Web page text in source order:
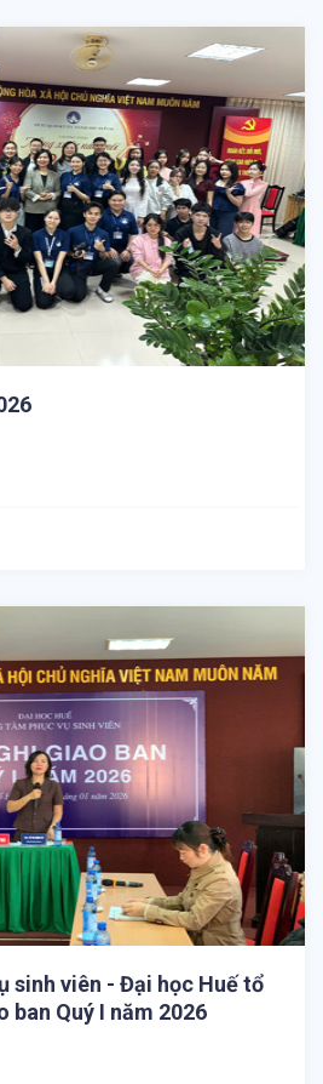
sinh viên - Đại học Huế tổ
ban Quý I năm 2026